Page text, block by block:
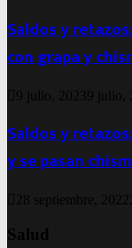
Saldos y
con grapa y
9 julio, 20239 julio,
Saldos y
y se pasan
28 septiembre, 2022
Salud